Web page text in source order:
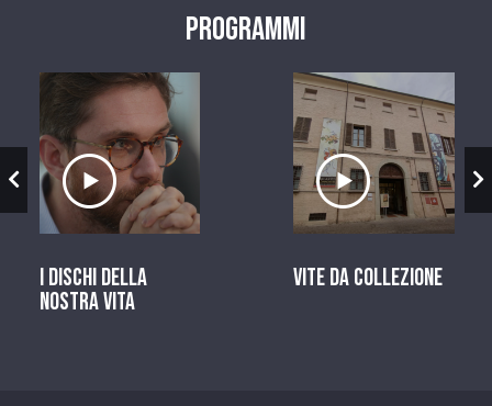
Programmi
Ascolta il servizio
I dischi della
nostra vita
Ascolta il
Vite da Collezione